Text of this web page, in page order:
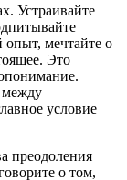
Устраивайте
мечтайте о
Это
между
условие
преодоления
о том,